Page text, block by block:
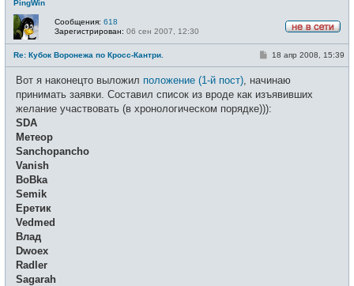
PingWin
е
в
с
Сообщения: 618
Зарегистрирован: 06 сен 2007, 12:30
Re: Кубок Воронежа по Кросс-Кантри.
С
б
щ
н
18 апр 2008, 15:39
Вот я наконецто выложил положение (1-й пост) , начинаю
принимать заявки. Составил список из вроде как изъявивших
желание участвовать (в хронологическом порядке))):
SDA
Метеор
Sanchopancho
Vanish
BoBka
Semik
Еретик
Vedmed
Влад
Dwoex
Radler
Sagarah